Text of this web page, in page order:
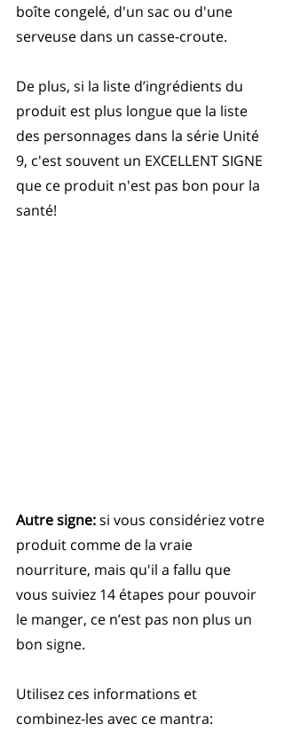
boîte congelé, d'un sac ou d'une
serveuse dans un casse-croute.
De plus, si la liste d’ingrédients du
produit est plus longue que la liste
des personnages dans la série Unité
9, c'est souvent un EXCELLENT SIGNE
que ce produit n'est pas bon pour la
santé!
Autre signe: si vous considériez votre
produit comme de la vraie
nourriture, mais qu'il a fallu que
vous suiviez 14 étapes pour pouvoir
le manger, ce n’est pas non plus un
bon signe.
Utilisez ces informations et
combinez-les avec ce mantra: